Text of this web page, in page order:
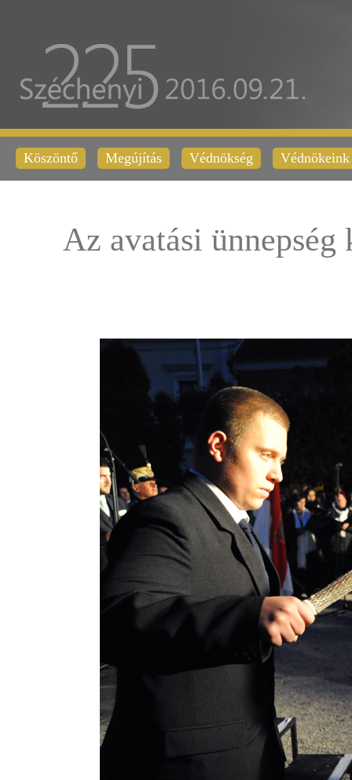
Köszöntő Megújítás Védnökség Védnökeink
Az avatási ünnepség